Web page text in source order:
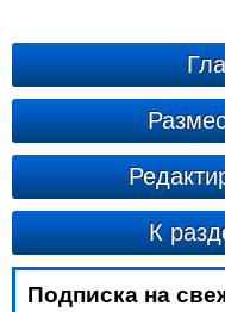
К
Подписка на